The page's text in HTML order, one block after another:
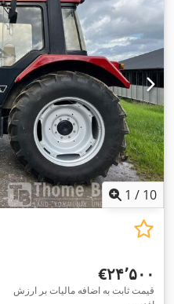
1 / 10
‎€۲۴٬۵۰۰
قیمت ثابت به اضافه مالیات بر ارزش